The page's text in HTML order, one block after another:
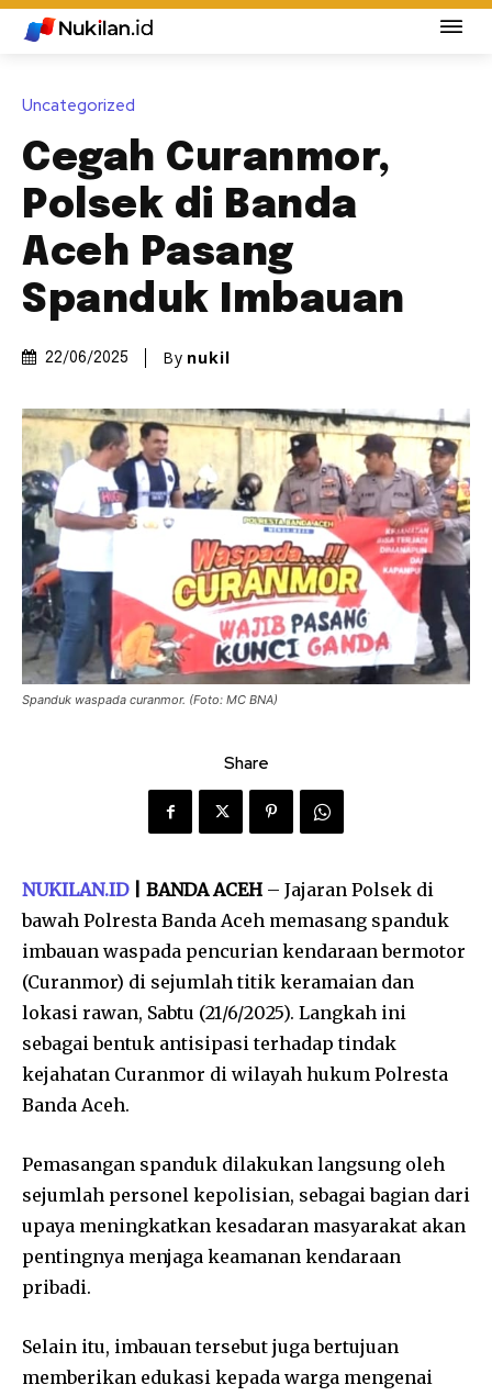
Uncategorized
Cegah Curanmor,
Polsek di Banda
Aceh Pasang
Spanduk Imbauan
22/06/2025 By nukil
Spanduk waspada curanmor. (Foto: MC BNA)
Share
NUKILAN.ID| BANDA ACEH – Jajaran Polsek di
bawah Polresta Banda Aceh memasang spanduk
imbauan waspada pencurian kendaraan bermotor
(Curanmor) di sejumlah titik keramaian dan
lokasi rawan, Sabtu (21/6/2025). Langkah ini
sebagai bentuk antisipasi terhadap tindak
kejahatan Curanmor di wilayah hukum Polresta
Banda Aceh.
Pemasangan spanduk dilakukan langsung oleh
sejumlah personel kepolisian, sebagai bagian dari
upaya meningkatkan kesadaran masyarakat akan
pentingnya menjaga keamanan kendaraan
pribadi.
Selain itu, imbauan tersebut juga bertujuan
memberikan edukasi kepada warga mengenai